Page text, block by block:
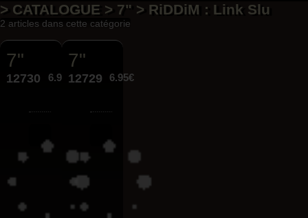
> CATALOGUE > 7" > RiDDiM : Link Slu
2 articles dans cette catégorie
7"
12730 6.95€
7"
12729 6.95€